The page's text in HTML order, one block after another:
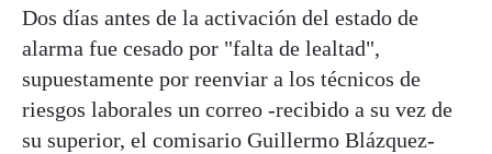
Dos días antes de la activación del estado de
alarma fue cesado por "falta de lealtad",
supuestamente por reenviar a los técnicos de
riesgos laborales un correo -recibido a su vez de
su superior, el comisario Guillermo Blázquez-